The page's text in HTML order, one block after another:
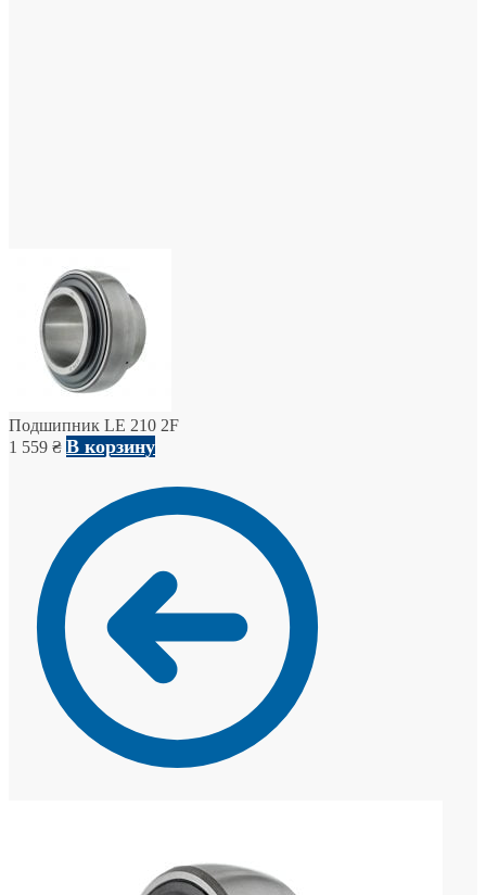
Подшипник LE 210 2F
1 559 ₴ В корзину